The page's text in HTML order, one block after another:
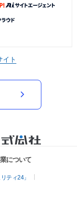
イト
について
ティ24」